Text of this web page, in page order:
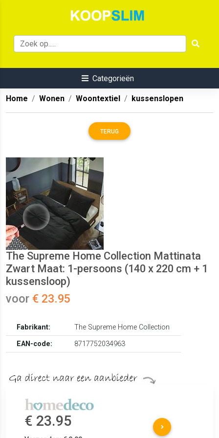
Categorieën
Home Wonen Woontextiel kussenslopen
TERUG
The Supreme Home Collection Mattinata
Zwart Maat: 1-persoons (140 x 220 cm + 1
kussensloop)
voor € 23.95
Fabrikant:
The Supreme Home Collection
EAN-code:
8717752034963
€ 23.95